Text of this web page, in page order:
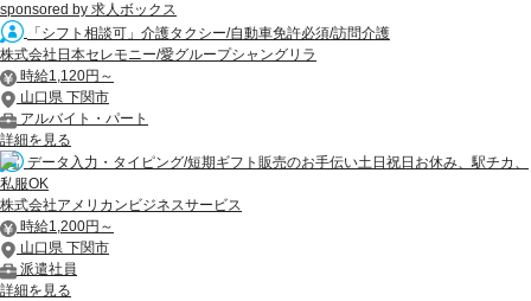
sponsored by 求人ボックス
「シフト相談可」介護タクシー/自動車免許必須/訪問介護
株式会社日本セレモニー/愛グループシャングリラ
時給1,120円～
山口県 下関市
アルバイト・パート
詳細を見る
データ入力・タイピング/短期ギフト販売のお手伝い土日祝日お休み、駅チカ、
私服OK
株式会社アメリカンビジネスサービス
時給1,200円～
山口県 下関市
派遣社員
詳細を見る